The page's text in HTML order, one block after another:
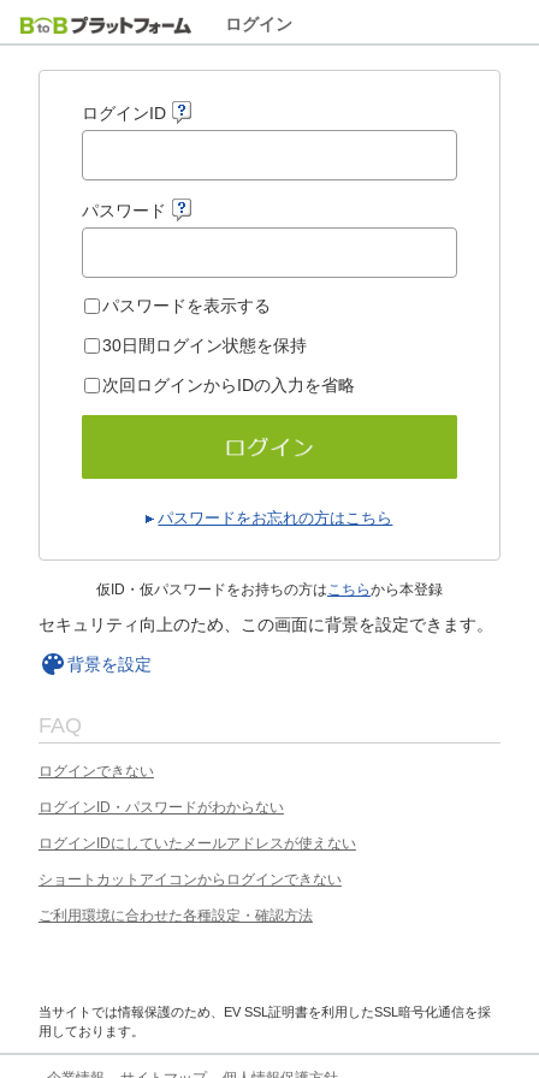
ログイン
ログインID
パスワード
パスワードを表示する
30日間ログイン状態を保持
次回ログインからIDの入力を省略
パスワードをお忘れの方はこちら
仮ID・仮パスワードをお持ちの方はこちらから本登録
セキュリティ向上のため、この画面に背景を設定できます。
背景を設定
FAQ
ログインできない
ログインID・パスワードがわからない
ログインIDにしていたメールアドレスが使えない
ショートカットアイコンからログインできない
ご利用環境に合わせた各種設定・確認方法
当サイトでは情報保護のため、EV SSL証明書を利用したSSL暗号化通信を採
用しております。